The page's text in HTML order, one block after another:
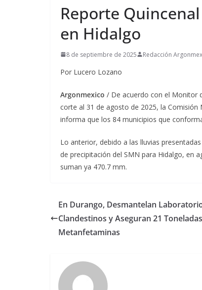
Reporte
en Hidalgo
8 de septiembre de 2025 Redacción
Por Lucero Lozano
Argonmexico / De acuerdo con el Monitor
corte al 31 de agosto de 2025, la Comisión
informa que los 84 municipios que
Lo anterior, debido a las lluvias
de precipitación del SMN para Hidalgo, en
suman ya 470.7 mm.
En Durango, Desmantelan
Clandestinos y Aseguran 21
Metanfetaminas